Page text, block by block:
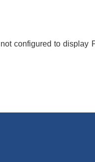
configured to display